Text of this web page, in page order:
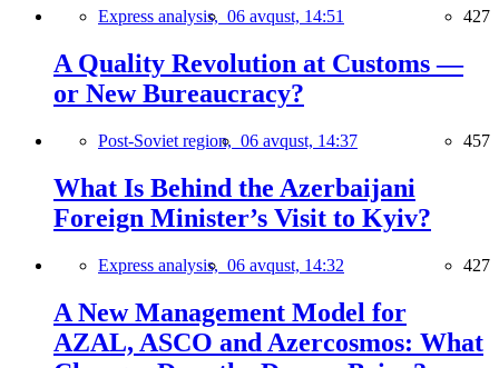
Express analysis, 06 avqust, 14:51 427
A Quality Revolution at Customs —
or New Bureaucracy?
Post-Soviet region, 06 avqust, 14:37 457
What Is Behind the Azerbaijani
Foreign Minister’s Visit to Kyiv?
Express analysis, 06 avqust, 14:32 427
A New Management Model for
AZAL, ASCO and Azercosmos: What